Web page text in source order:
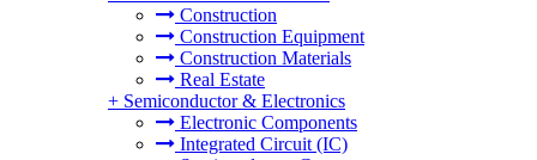
Construction
Construction Equipment
Construction Materials
Real Estate
+ Semiconductor & Electronics
Electronic Components
Integrated Circuit (IC)